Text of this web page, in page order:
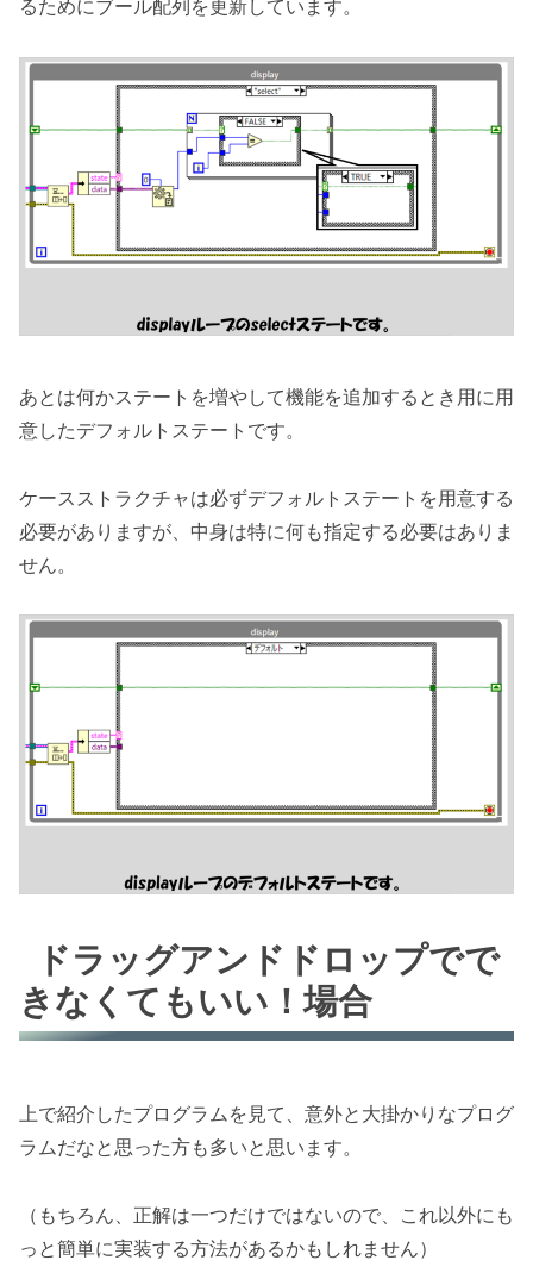
るためにブール配列を更新しています。
あとは何かステートを増やして機能を追加するとき用に用
意したデフォルトステートです。
ケースストラクチャは必ずデフォルトステートを用意する
必要がありますが、中身は特に何も指定する必要はありま
せん。
ドラッグアンドドロップでで
きなくてもいい！場合
上で紹介したプログラムを見て、意外と大掛かりなプログ
ラムだなと思った方も多いと思います。
（もちろん、正解は一つだけではないので、これ以外にも
っと簡単に実装する方法があるかもしれません）